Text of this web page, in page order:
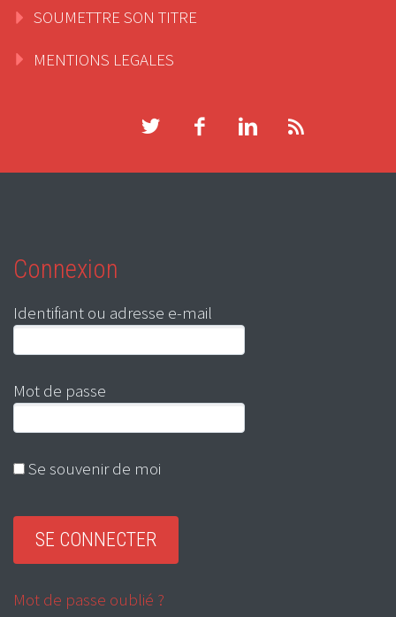
SOUMETTRE SON TITRE
MENTIONS LEGALES
Connexion
Identifiant ou adresse e-mail
Mot de passe
Se souvenir de moi
Mot de passe oublié ?